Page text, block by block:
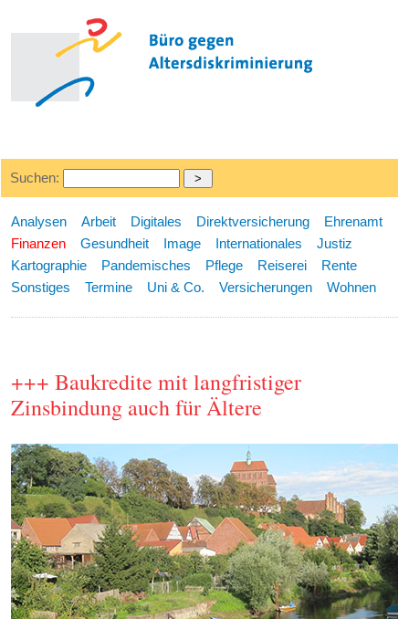
Suchen:
Analysen Arbeit Digitales Direktversicherung
Ehrenamt
Finanzen
Gesundheit Image Internationales
Justiz
Kartographie
Pandemisches Pflege Reiserei
Rente
Sonstiges
Termine Uni & Co. Versicherungen Wohnen
+++ Baukredite mit langfristiger
Zinsbindung auch für Ältere